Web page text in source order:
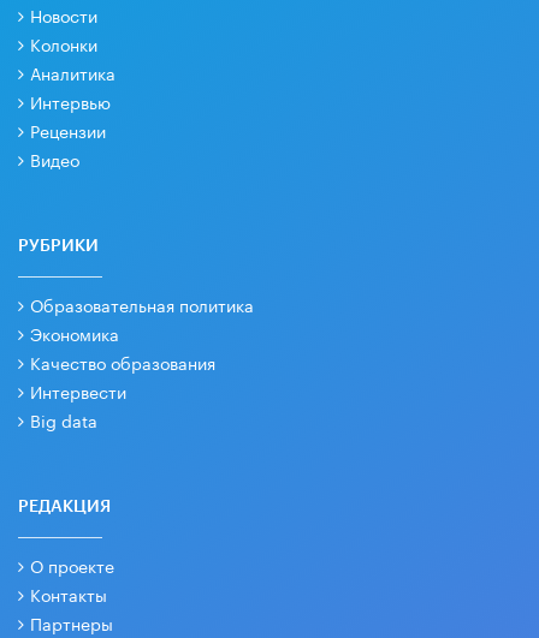
Новости
Колонки
Аналитика
Интервью
Рецензии
Видео
РУБРИКИ
Образовательная политика
Экономика
Качество образования
Интервести
Big data
РЕДАКЦИЯ
О проекте
Контакты
Партнеры